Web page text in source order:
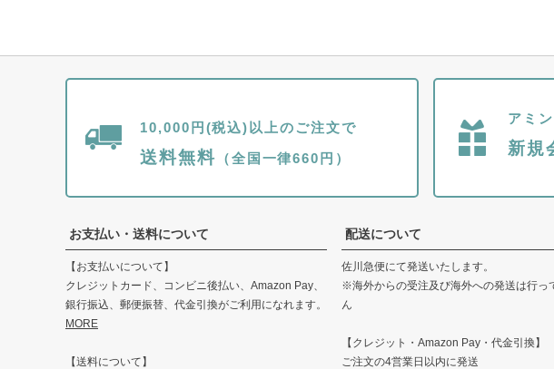
10,000円(税込)以上のご注文で
送料無料 （全国一律660円）
アミ
新規
お支払い・送料について
【お支払いについて】
クレジットカード、コンビニ後払い、Amazon Pay、
銀行振込、郵便振替、代金引換がご利用になれます。
MORE
【送料について】
配送について
佐川急便にて発送いたします。
※海外からの受注及び海外への発送は行っ
ん
【クレジット・Amazon Pay・代金引換】
ご注文の4営業日以内に発送